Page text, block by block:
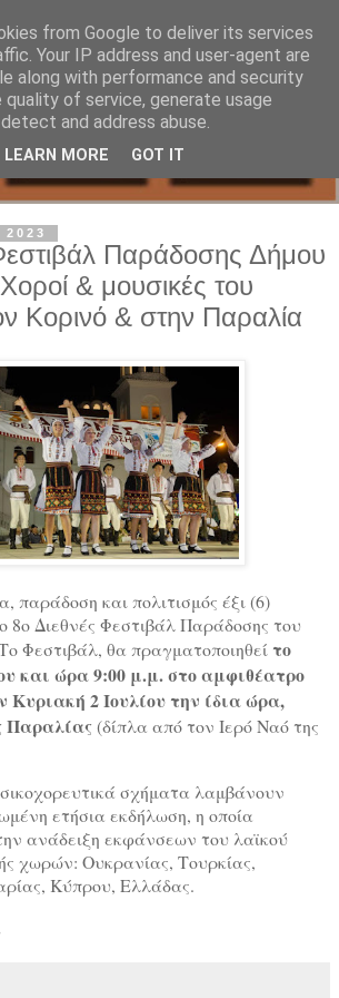
2023
Παράδοσης Δήμου
& μουσικές του
Κορινό & στην Παραλία
παράδοση και πολιτισμός έξι (6)
8o Διεθνές Φεστιβάλ Παράδοσης του
Φεστιβάλ, θα πραγματοποιηθεί το
και ώρα 9:00 μ.μ. στο αμφιθέατρο
Κυριακή 2 Ιουλίου την ίδια ώρα,
Παραλίας(δίπλα από τον Ιερό Ναό της
σχήματα λαμβάνουν
ετήσια εκδήλωση, η οποία
ανάδειξη εκφάνσεων του λαϊκού
χωρών: Ουκρανίας, Τουρκίας,
Κύπρου, Ελλάδας.
from Google to deliver its services
Your IP address and user-agent are
along with performance and security
of service, generate usage
and address abuse.
LEARN MORE GOT IT